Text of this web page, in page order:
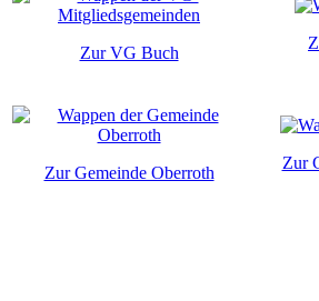
Zur VG Buch
Zur Gemeinde Oberroth
Zur